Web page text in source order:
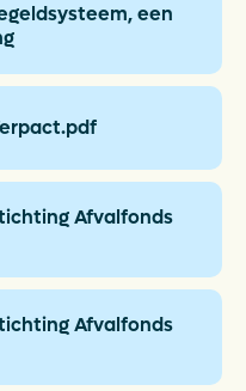
een
Afvalfonds
Afvalfonds